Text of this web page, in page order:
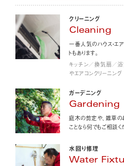
クリーニング
Cleaning
一番人気のハウス・エア
トもあります。
キッチン／換気扇／浴
やエアコンクリーニング
ガーデニング
Gardening
庭木の剪定や、雑草の
ことなら何でもご相談く
水回り修理
Water